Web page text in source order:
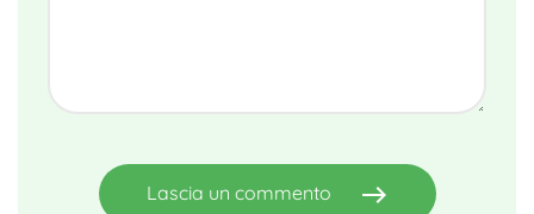
Lascia un commento east